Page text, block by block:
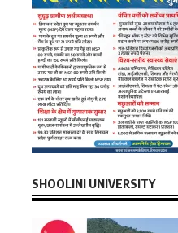
SHOOLINI UNIVERSITY